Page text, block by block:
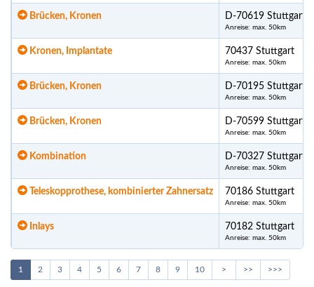
Brücken, Kronen D-70619 Stuttgart
Anreise: max. 50km
Kronen, Implantate 70437 Stuttgart
Anreise: max. 50km
Brücken, Kronen D-70195 Stuttgart
Anreise: max. 50km
Brücken, Kronen D-70599 Stuttgart
Anreise: max. 50km
Kombination D-70327 Stuttgart
Anreise: max. 50km
Teleskopprothese, kombinierter Zahnersatz 70186 Stuttgart
Anreise: max. 50km
Inlays 70182 Stuttgart
Anreise: max. 50km
1 2 3 4 5 6 7 8 9 10 > >> >>>